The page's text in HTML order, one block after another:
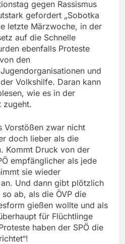
gegen Rassismus
gefordert „Sobotka
letzte Märzwoche, in der
auf die Schnelle
ebenfalls Proteste
den
und
Volkshilfe. Daran kann
wie es in der
zugeht.
Vorstößen zwar nicht
doch lieber als die
Kommt Druck von der
empfänglicher als jede
sie wieder
Und dann gibt plötzlich
ab, als die ÖVP die
gießen wollte und als
für Flüchtlinge
haben der SPÖ die